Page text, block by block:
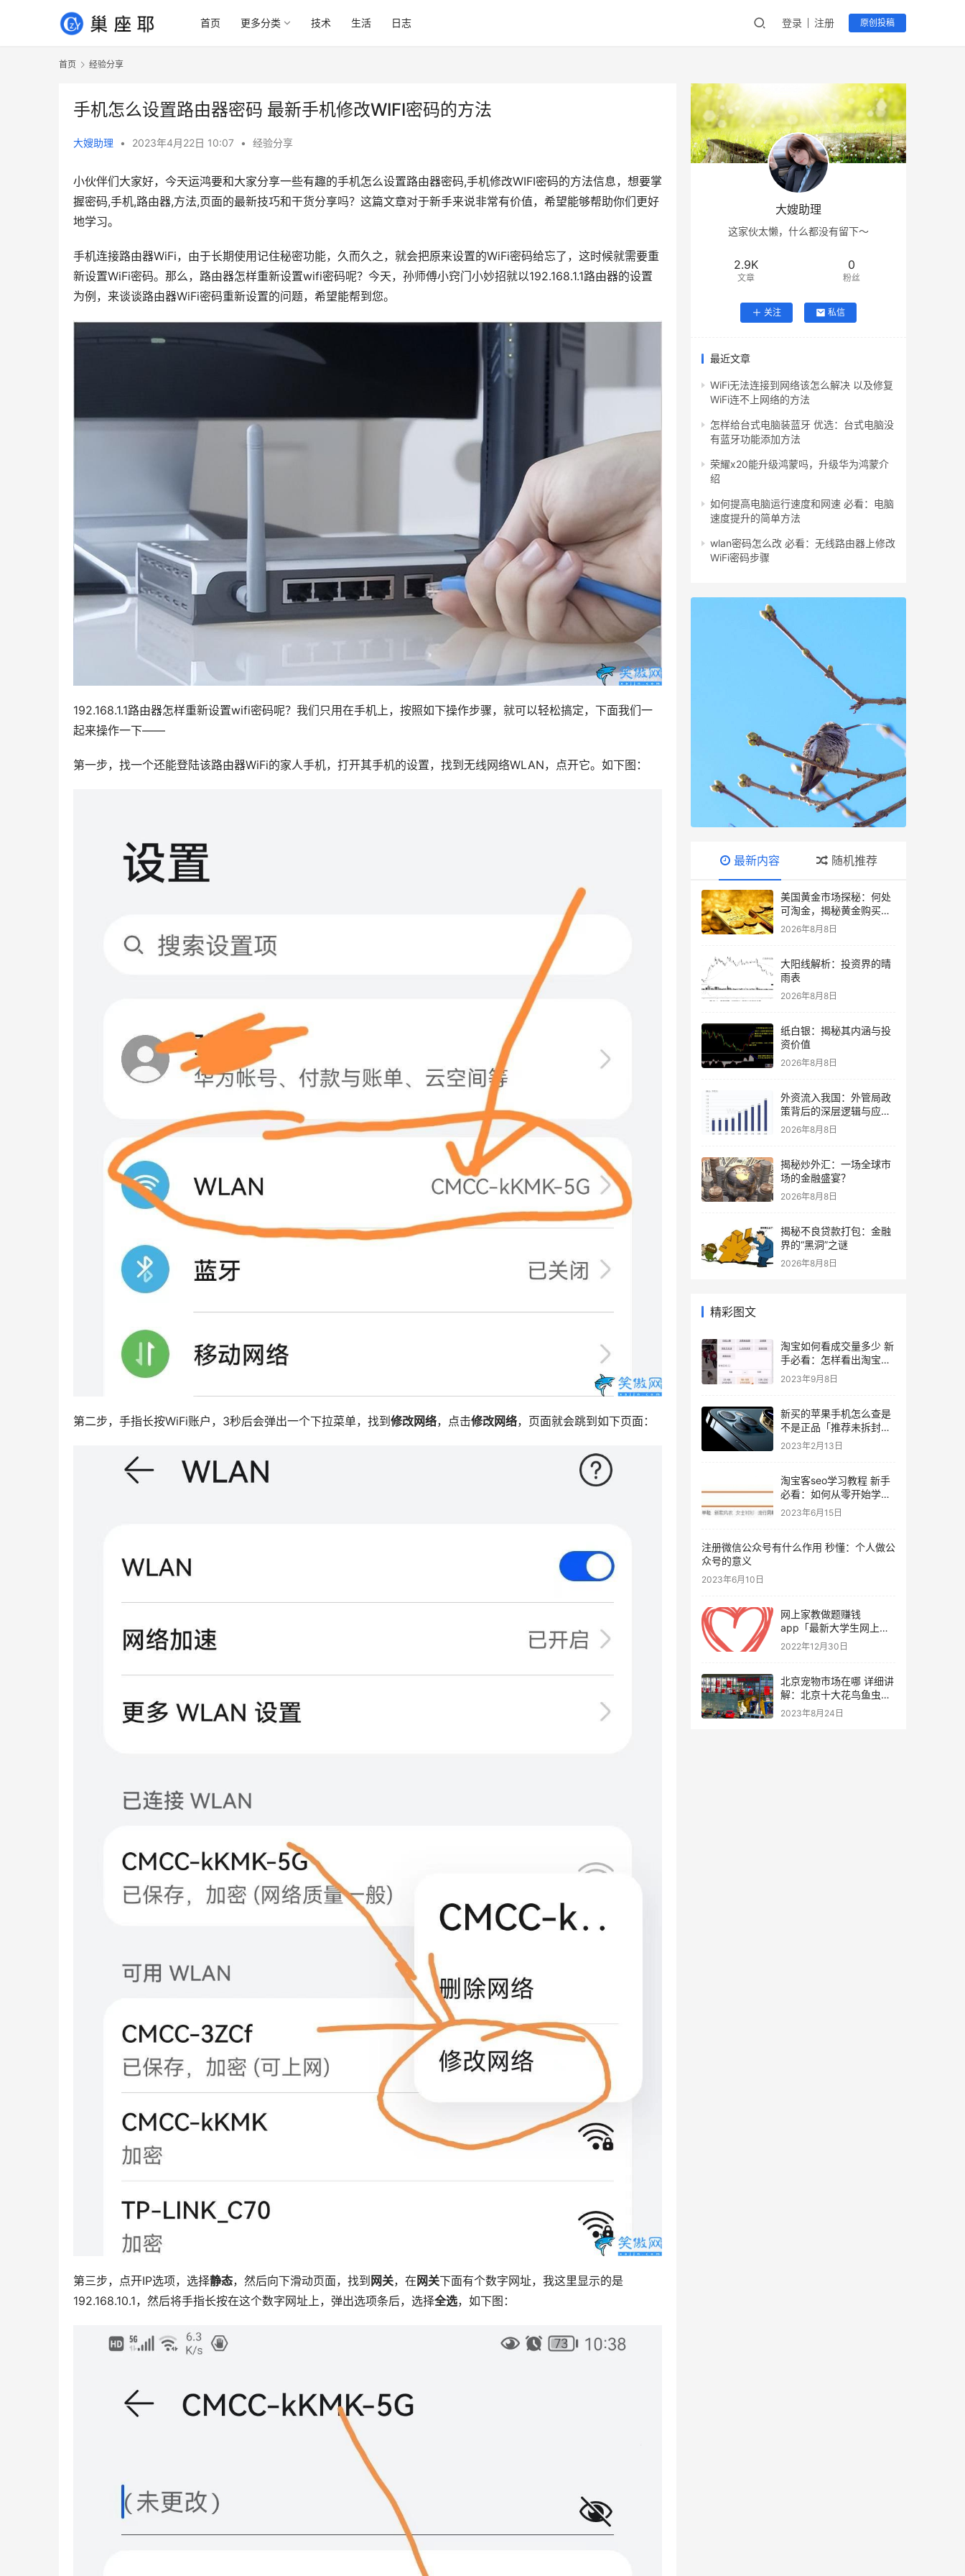
首页 更多分类 技术 生活 日志 登录 注册 原创投稿
首页 经验分享
手机怎么设置路由器密码 最新手机修改WIFI密码的方法
大嫂助理 • 2023年4月22日 10:07 • 经验分享
小伙伴们大家好，今天运鸿要和大家分享一些有趣的手机怎么设置路由器密码,手机修改WIFI密码的方法信息，想要掌
握密码,手机,路由器,方法,页面的最新技巧和干货分享吗？这篇文章对于新手来说非常有价值，希望能够帮助你们更好
地学习。
手机连接路由器WiFi，由于长期使用记住秘密功能，久而久之，就会把原来设置的WiFi密码给忘了，这时候就需要重
新设置WiFi密码。那么，路由器怎样重新设置wifi密码呢？今天，孙师傅小窍门小妙招就以192.168.1.1路由器的设置
为例，来谈谈路由器WiFi密码重新设置的问题，希望能帮到您。
192.168.1.1路由器怎样重新设置wifi密码呢？我们只用在手机上，按照如下操作步骤，就可以轻松搞定，下面我们一
起来操作一下——
第一步，找一个还能登陆该路由器WiFi的家人手机，打开其手机的设置，找到无线网络WLAN，点开它。如下图：
第二步，手指长按WiFi账户，3秒后会弹出一个下拉菜单，找到修改网络，点击修改网络，页面就会跳到如下页面：
第三步，点开IP选项，选择静态，然后向下滑动页面，找到网关，在网关下面有个数字网址，我这里显示的是
192.168.10.1，然后将手指长按在这个数字网址上，弹出选项条后，选择全选，如下图：
大嫂助理
这家伙太懒，什么都没有留下～
2.9K
文章
0
粉丝
关注 私信
最近文章
WiFi无法连接到网络该怎么解决 以及修复
WiFi连不上网络的方法
怎样给台式电脑装蓝牙 优选：台式电脑没
有蓝牙功能添加方法
荣耀x20能升级鸿蒙吗，升级华为鸿蒙介
绍
如何提高电脑运行速度和网速 必看：电脑
速度提升的简单方法
wlan密码怎么改 必看：无线路由器上修改
WiFi密码步骤
最新内容 随机推荐
美国黄金市场探秘：何处
可淘金，揭秘黄金购买指
南
2026年8月8日
大阳线解析：投资界的晴
雨表
2026年8月8日
纸白银：揭秘其内涵与投
资价值
2026年8月8日
外资流入我国：外管局政
策背后的深层逻辑与应对
策略
2026年8月8日
揭秘炒外汇：一场全球市
场的金融盛宴？
2026年8月8日
揭秘不良贷款打包：金融
界的“黑洞”之谜
2026年8月8日
精彩图文
淘宝如何看成交量多少 新
手必看：怎样看出淘宝的
真实销量
2023年9月8日
新买的苹果手机怎么查是
不是正品「推荐未拆封的
苹果12验货方法」
2023年2月13日
淘宝客seo学习教程 新手
必看：如何从零开始学习
淘宝SEO
2023年6月15日
注册微信公众号有什么作用 秒懂：个人做公
众号的意义
2023年6月10日
网上家教做题赚钱
app「最新大学生网上补
课兼职」
2022年12月30日
北京宠物市场在哪 详细讲
解：北京十大花鸟鱼虫市
场逛街攻略
2023年8月24日